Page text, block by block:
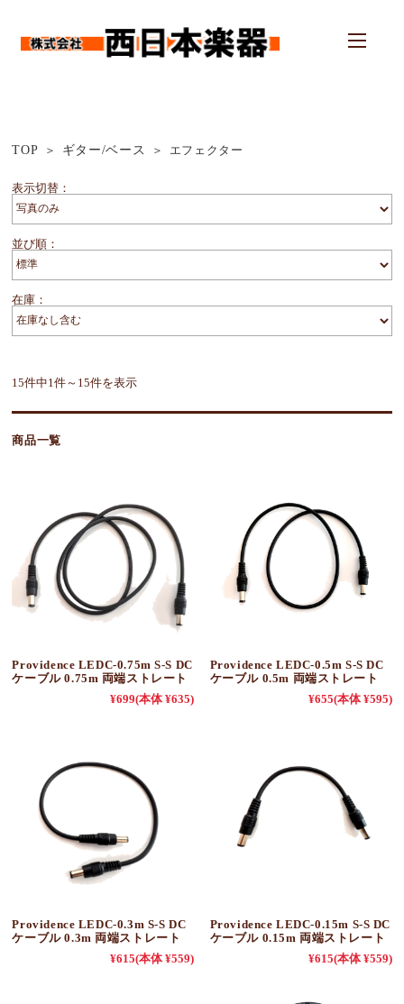
TOP ギター/ベース エフェクター
表示切替：
並び順：
在庫：
15件中1件～15件を表示
商品一覧
Providence LEDC-0.75m S-S DC
ケーブル 0.75m 両端ストレート
¥699(本体 ¥635)
Providence LEDC-0.5m S-S DC
ケーブル 0.5m 両端ストレート
¥655(本体 ¥595)
Providence LEDC-0.3m S-S DC
ケーブル 0.3m 両端ストレート
¥615(本体 ¥559)
Providence LEDC-0.15m S-S DC
ケーブル 0.15m 両端ストレート
¥615(本体 ¥559)